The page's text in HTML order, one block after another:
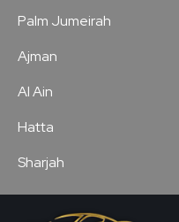
Palm Jumeirah
Ajman
Al Ain
Hatta
Sharjah